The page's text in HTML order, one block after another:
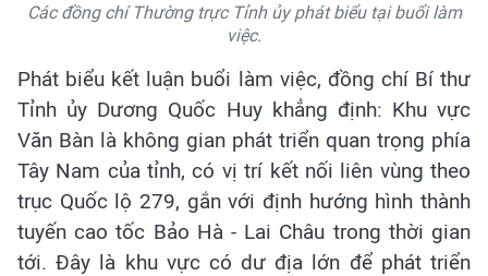
Các đồng chí Thường trực Tỉnh ủy phát biểu tại buổi làm
việc.
​Phát biểu kết luận buổi làm việc, đồng chí Bí thư
Tỉnh ủy Dương Quốc Huy khẳng định: Khu vực
Văn Bàn là không gian phát triển quan trọng phía
Tây Nam của tỉnh, có vị trí kết nối liên vùng theo
trục Quốc lộ 279, gắn với định hướng hình thành
tuyến cao tốc Bảo Hà - Lai Châu trong thời gian
tới. Đây là khu vực có dư địa lớn để phát triển